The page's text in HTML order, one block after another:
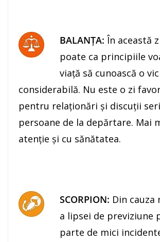
BALANŢA: În această
poate ca principiile
viaţă să cunoască o
considerabilă. Nu este o zi
pentru relaţionări şi discuţii
persoane de la depărtare. Mai
atenţie şi cu sănătatea.
SCORPION: Din cauza
a lipsei de previziune
parte de mici